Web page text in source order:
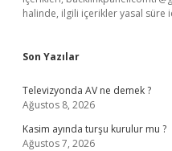
halinde, ilgili içerikler yasal süre
Son Yazılar
Televizyonda AV ne demek ?
Ağustos 8, 2026
Kasim ayında turşu kurulur mu ?
Ağustos 7, 2026